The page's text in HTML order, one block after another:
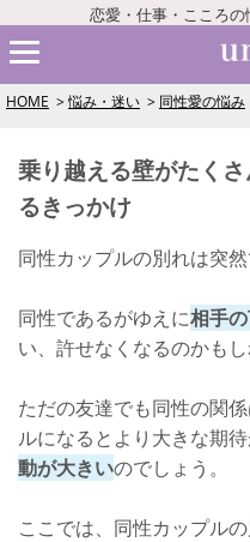
恋愛・仕事・こころ
HOME 悩み・迷い 同性愛の悩み
乗り越える壁がたく
るきっかけ
同性カップルの別れは突然
同性であるがゆえに相手
い、許せなくなるのかもし
ただの友達でも同性の関
ルになるとより大きな期
動が大きいのでしょう。
ここでは、同性カップル